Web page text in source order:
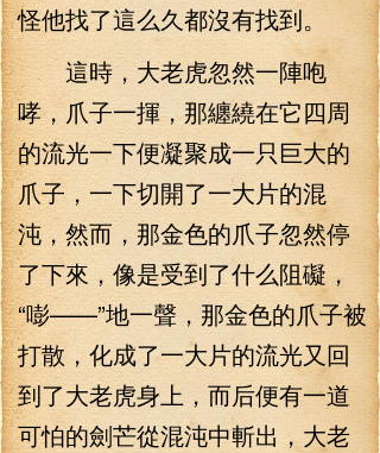
怪他找了這么久都沒有找到。
這時，大老虎忽然一陣咆
哮，爪子一揮，那纏繞在它四周
的流光一下便凝聚成一只巨大的
爪子，一下切開了一大片的混
沌，然而，那金色的爪子忽然停
了下來，像是受到了什么阻礙，
“嘭——”地一聲，那金色的爪子被
打散，化成了一大片的流光又回
到了大老虎身上，而后便有一道
可怕的劍芒從混沌中斬出，大老